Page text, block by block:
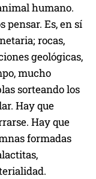
humano.
pensar. Es, en sí
rocas,
geológicas,
mucho
sorteando los
Hay que
Hay que
formadas